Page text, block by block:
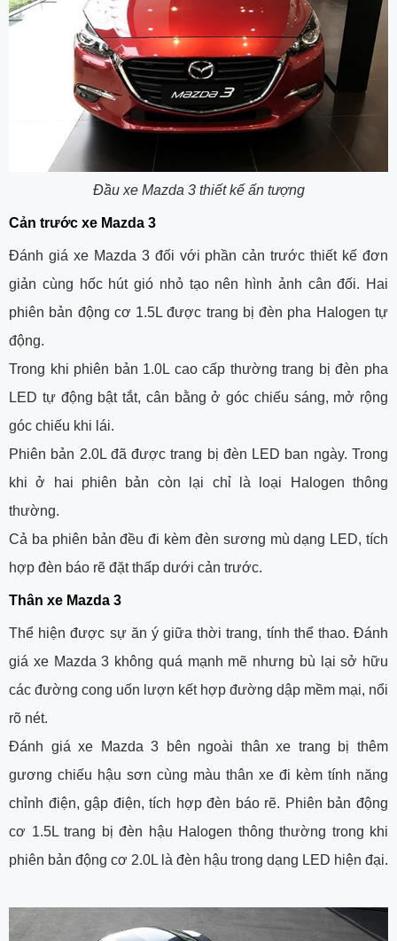
Đầu xe Mazda 3 thiết kế ấn tượng
Cản trước xe Mazda 3
Đánh giá xe Mazda 3 đối với phần cản trước thiết kế đơn
giản cùng hốc hút gió nhỏ tạo nên hình ảnh cân đối. Hai
phiên bản động cơ 1.5L được trang bị đèn pha Halogen tự
động.
Trong khi phiên bản 1.0L cao cấp thường trang bị đèn pha
LED tự động bật tắt, cân bằng ở góc chiếu sáng, mở rộng
góc chiếu khi lái.
Phiên bản 2.0L đã được trang bị đèn LED ban ngày. Trong
khi ở hai phiên bản còn lại chỉ là loại Halogen thông
thường.
Cả ba phiên bản đều đi kèm đèn sương mù dạng LED, tích
hợp đèn báo rẽ đặt thấp dưới cản trước.
Thân xe Mazda 3
Thể hiện được sự ăn ý giữa thời trang, tính thể thao. Đánh
giá xe Mazda 3 không quá mạnh mẽ nhưng bù lại sở hữu
các đường cong uốn lượn kết hợp đường dập mềm mại, nổi
rõ nét.
Đánh giá xe Mazda 3 bên ngoài thân xe trang bị thêm
gương chiếu hậu sơn cùng màu thân xe đi kèm tính năng
chỉnh điện, gập điện, tích hợp đèn báo rẽ. Phiên bản động
cơ 1.5L trang bị đèn hậu Halogen thông thường trong khi
phiên bản động cơ 2.0L là đèn hậu trong dạng LED hiện đại.